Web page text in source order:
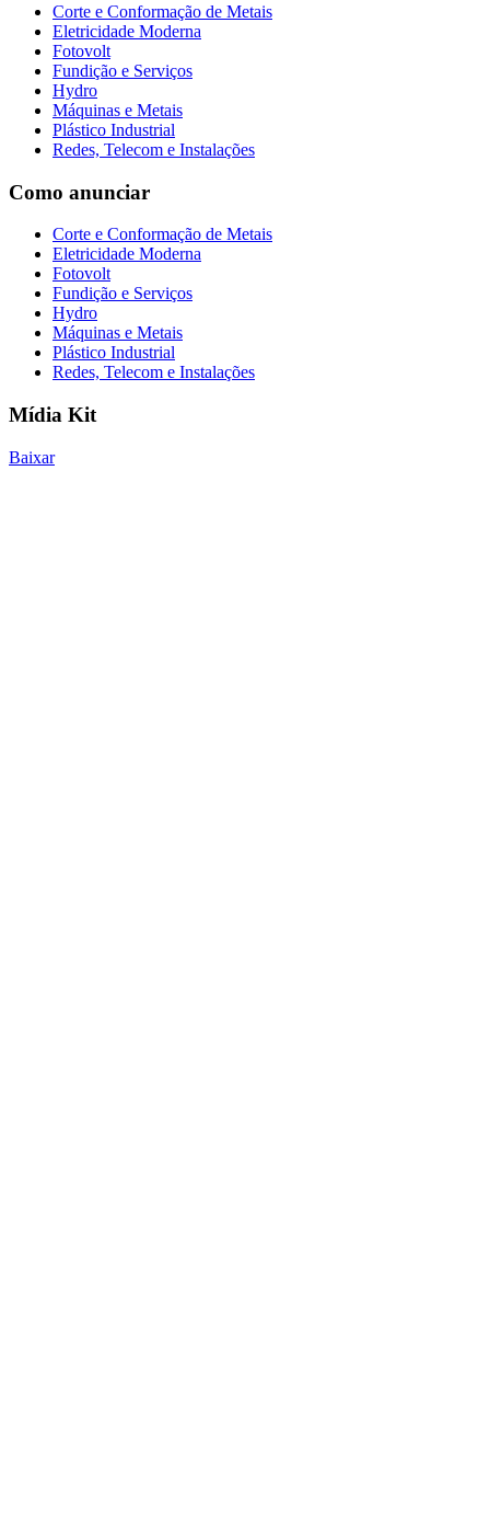
Corte e Conformação de Metais
Eletricidade Moderna
Fotovolt
Fundição e Serviços
Hydro
Máquinas e Metais
Plástico Industrial
Redes, Telecom e Instalações
Como anunciar
Corte e Conformação de Metais
Eletricidade Moderna
Fotovolt
Fundição e Serviços
Hydro
Máquinas e Metais
Plástico Industrial
Redes, Telecom e Instalações
Mídia Kit
Baixar